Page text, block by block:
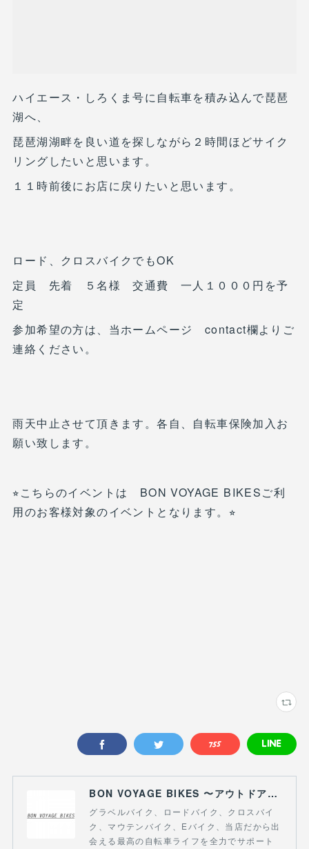
ハイエース・しろくま号に自転車を積み込んで琵琶
湖へ、
琵琶湖湖畔を良い道を探しながら２時間ほどサイク
リングしたいと思います。
１１時前後にお店に戻りたいと思います。
ロード、クロスバイクでもOK
定員 先着 ５名様 交通費 一人１０００円を予
定
参加希望の方は、当ホームページ contact欄よりご
連絡ください。
雨天中止させて頂きます。各自、自転車保険加入お
願い致します。
⭐︎こちらのイベントは BON VOYAGE BIKESご利
用のお客様対象のイベントとなります。⭐︎
BON VOYAGE BIKES 〜アウトドアライフにつながる自転車専門店〜
グラベルバイク、ロードバイク、クロスバイ
ク、マウテンバイク、Eバイク、当店だから出
会える最高の自転車ライフを全力でサポート